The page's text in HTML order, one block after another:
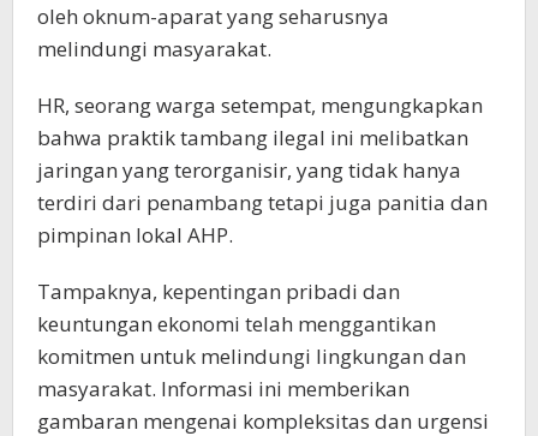
oleh oknum-aparat yang seharusnya
melindungi masyarakat.
HR, seorang warga setempat, mengungkapkan
bahwa praktik tambang ilegal ini melibatkan
jaringan yang terorganisir, yang tidak hanya
terdiri dari penambang tetapi juga panitia dan
pimpinan lokal AHP.
Tampaknya, kepentingan pribadi dan
keuntungan ekonomi telah menggantikan
komitmen untuk melindungi lingkungan dan
masyarakat. Informasi ini memberikan
gambaran mengenai kompleksitas dan urgensi